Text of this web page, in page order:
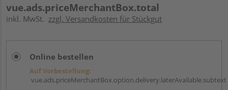
vue.ads.priceMerchantBox.total
inkl. MwSt. zzgl. Versandkosten für Stückgut
Online bestellen
Auf Vorbestellung:
vue.ads.priceMerchantBox.option.delivery.laterAvailable.subtext